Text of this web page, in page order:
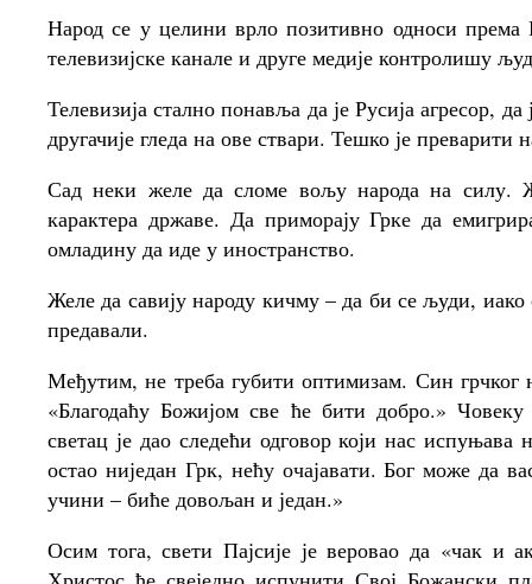
Народ се у целини врло позитивно односи
телевизијске канале и друге медије контролишу
Телевизија стално понавља да је Русија агресор,
другачије гледа на ове ствари. Тешко је преварити
Сад неки желе да сломе вољу народа на силу.
карактера државе. Да приморају Грке да
омладину да иде у иностранство.
Желе да савију народу кичму – да би се људи,
предавали.
Међутим, не треба губити оптимизам. Син грчког
«Благодаћу Божијом све ће бити добро.»
светац је дао следећи одговор који нас
остао ниједан Грк, нећу очајавати. Бог може да
учини – биће довољан и један.»
Осим тога, свети Пајсије је веровао да «чак и